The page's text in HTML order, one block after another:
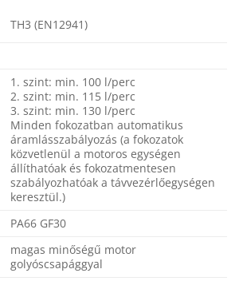
TH3 (EN12941)
1. szint: min. 100 l/perc
2. szint: min. 115 l/perc
3. szint: min. 130 l/perc
Minden fokozatban automatikus
áramlásszabályozás (a fokozatok
közvetlenül a motoros egységen
állíthatóak és fokozatmentesen
szabályozhatóak a távvezérlőegységen
keresztül.)
PA66 GF30
magas minőségű motor
golyóscsapággyal